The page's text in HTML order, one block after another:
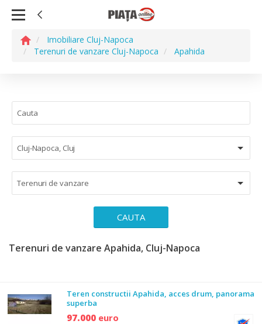
Imobiliare Cluj-Napoca
Terenuri de vanzare Cluj-Napoca
Apahida
Cluj-Napoca, Cluj
Terenuri de vanzare
CAUTA
Terenuri de vanzare Apahida, Cluj-Napoca
Teren constructii Apahida, acces drum, panorama
superba
97.000 euro